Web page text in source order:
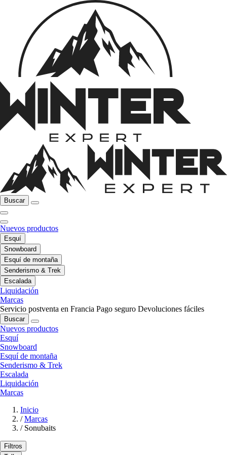
Buscar
Nuevos productos
Esquí
Snowboard
Esquí de montaña
Senderismo & Trek
Escalada
Liquidación
Marcas
Servicio postventa en Francia Pago seguro Devoluciones fáciles
Buscar
Nuevos productos
Esquí
Snowboard
Esquí de montaña
Senderismo & Trek
Escalada
Liquidación
Marcas
Inicio
/ Marcas
/ Sonubaits
Filtros